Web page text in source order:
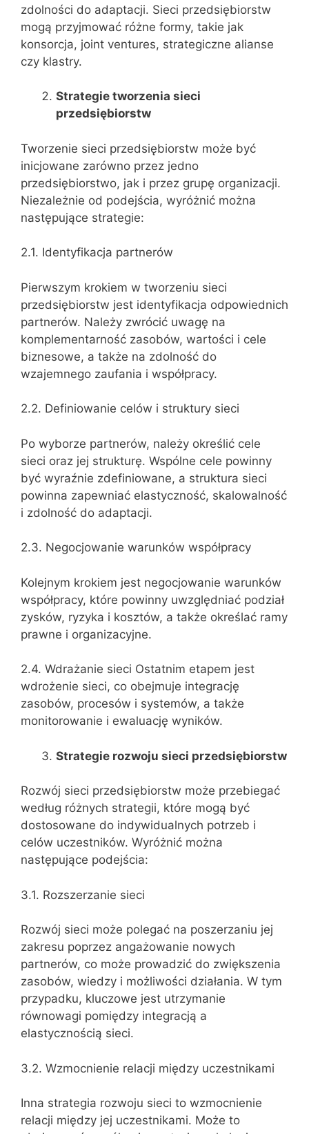
zdolności do adaptacji. Sieci przedsiębiorstw
mogą przyjmować różne formy, takie jak
konsorcja, joint ventures, strategiczne alianse
czy klastry.
Strategie tworzenia sieci
przedsiębiorstw
Tworzenie sieci przedsiębiorstw może być
inicjowane zarówno przez jedno
przedsiębiorstwo, jak i przez grupę organizacji.
Niezależnie od podejścia, wyróżnić można
następujące strategie:
2.1. Identyfikacja partnerów
Pierwszym krokiem w tworzeniu sieci
przedsiębiorstw jest identyfikacja odpowiednich
partnerów. Należy zwrócić uwagę na
komplementarność zasobów, wartości i cele
biznesowe, a także na zdolność do
wzajemnego zaufania i współpracy.
2.2. Definiowanie celów i struktury sieci
Po wyborze partnerów, należy określić cele
sieci oraz jej strukturę. Wspólne cele powinny
być wyraźnie zdefiniowane, a struktura sieci
powinna zapewniać elastyczność, skalowalność
i zdolność do adaptacji.
2.3. Negocjowanie warunków współpracy
Kolejnym krokiem jest negocjowanie warunków
współpracy, które powinny uwzględniać podział
zysków, ryzyka i kosztów, a także określać ramy
prawne i organizacyjne.
2.4. Wdrażanie sieci Ostatnim etapem jest
wdrożenie sieci, co obejmuje integrację
zasobów, procesów i systemów, a także
monitorowanie i ewaluację wyników.
Strategie rozwoju sieci przedsiębiorstw
Rozwój sieci przedsiębiorstw może przebiegać
według różnych strategii, które mogą być
dostosowane do indywidualnych potrzeb i
celów uczestników. Wyróżnić można
następujące podejścia:
3.1. Rozszerzanie sieci
Rozwój sieci może polegać na poszerzaniu jej
zakresu poprzez angażowanie nowych
partnerów, co może prowadzić do zwiększenia
zasobów, wiedzy i możliwości działania. W tym
przypadku, kluczowe jest utrzymanie
równowagi pomiędzy integracją a
elastycznością sieci.
3.2. Wzmocnienie relacji między uczestnikami
Inna strategia rozwoju sieci to wzmocnienie
relacji między jej uczestnikami. Może to